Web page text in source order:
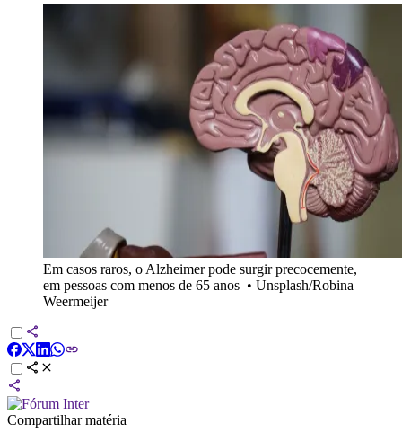
Em casos raros, o Alzheimer pode surgir precocemente,
em pessoas com menos de 65 anos • Unsplash/Robina
Weermeijer
Compartilhar matéria